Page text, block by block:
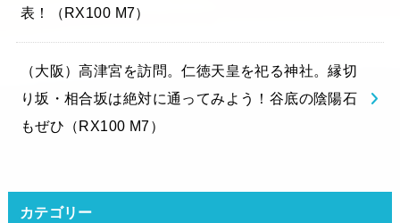
表！（RX100 M7）
（大阪）高津宮を訪問。仁徳天皇を祀る神社。縁切
り坂・相合坂は絶対に通ってみよう！谷底の陰陽石
もぜひ（RX100 M7）
カテゴリー